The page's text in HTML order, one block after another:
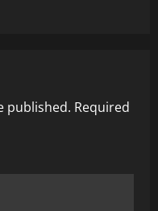
published. Required